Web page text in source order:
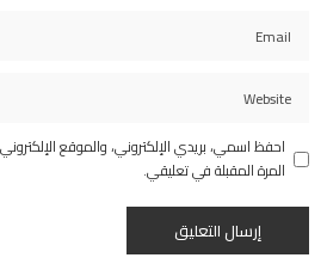
احفظ اسمي، بريدي الإلكتروني، والموقع
المرة المقبلة في تعليقي.